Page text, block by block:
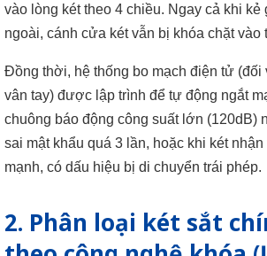
vào lòng két theo 4 chiều. Ngay cả khi kẻ
ngoài, cánh cửa két vẫn bị khóa chặt vào
Đồng thời, hệ thống bo mạch điện tử (đối
vân tay) được lập trình để tự động ngắt
chuông báo động công suất lớn (120dB)
sai mật khẩu quá 3 lần, hoặc khi két
mạnh, có dấu hiệu bị di chuyển trái phép.
2. Phân loại két sắt